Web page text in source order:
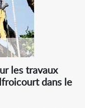
les travaux
dans le